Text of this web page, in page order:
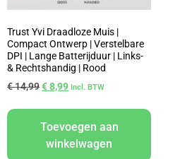
Trust Yvi Draadloze Muis |
Compact Ontwerp | Verstelbare
DPI | Lange Batterijduur | Links-
& Rechtshandig | Rood
€14,99€8,99 Incl. BTW
Toevoegen aan
winkelwagen